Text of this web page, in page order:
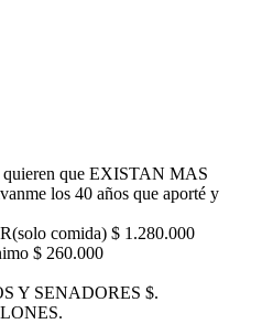
que EXISTAN MAS
los 40 años que aporté y
comida) $ 1.280.000
$ 260.000
Y SENADORES $.